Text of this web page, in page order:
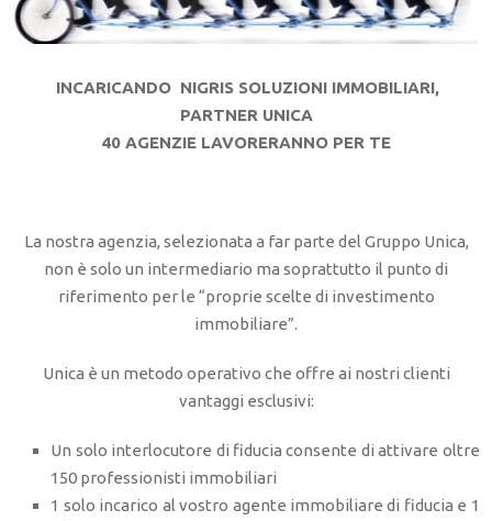
INCARICANDO NIGRIS SOLUZIONI IMMOBILIARI,
PARTNER UNICA
40 AGENZIE LAVORERANNO PER TE
La nostra agenzia, selezionata a far parte del Gruppo Unica,
non è solo un intermediario ma soprattutto il punto di
riferimento per le “proprie scelte di investimento
immobiliare”.
Unica è un metodo operativo che offre ai nostri clienti
vantaggi esclusivi:
Un solo interlocutore di fiducia consente di attivare oltre
150 professionisti immobiliari
1 solo incarico al vostro agente immobiliare di fiducia e 1